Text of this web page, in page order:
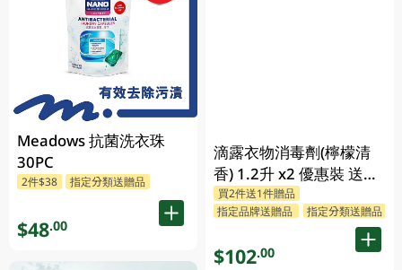
Meadows 抗菌洗衣珠
30PC
2件$38 指定分類送贈品
$48.00
滴露衣物消毒劑(檸檬清
香) 1.2升 x2 優惠裝 送贈
品 (贈品隨機發送)
買2件送1件贈品
指定品牌送贈品
指定分類送贈品
$102.00